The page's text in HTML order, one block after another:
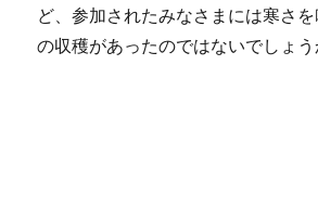
ど、参加されたみなさまには寒さ
の収穫があったのではないでしょ